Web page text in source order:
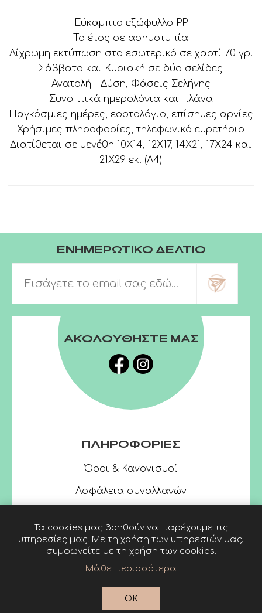
Εύκαμπτο εξώφυλλο PP
Το έτος σε ασημοτυπία
Δίχρωμη εκτύπωση στο εσωτερικό σε χαρτί 70 γρ.
Σάββατο και Κυριακή σε δύο σελίδες
Ανατολή - Δύση, Φάσεις Σελήνης
Συνοπτικά ημερολόγια και πλάνα
Παγκόσμιες ημέρες, εορτολόγιο, επίσημες αργίες
Χρήσιμες πληροφορίες, τηλεφωνικό ευρετήριο
Διατίθεται σε μεγέθη 10Χ14, 12Χ17, 14Χ21, 17Χ24 και
21Χ29 εκ. (Α4)
ΕΝΗΜΕΡΩΤΙΚΟ ΔΕΛΤΙΟ
ΑΚΟΛΟΥΘΗΣΤΕ ΜΑΣ
ΠΛΗΡΟΦΟΡΙΕΣ
Όροι & Κανονισμοί
Ασφάλεια συναλλαγών
nopCommerce
Τα cookies μας βοηθούν να παρέχουμε τις
υπηρεσίες μας. Με τη χρήση των υπηρεσιών μας,
συμφωνείτε με τη χρήση των cookies.
Μάθε περισσότερα
OK